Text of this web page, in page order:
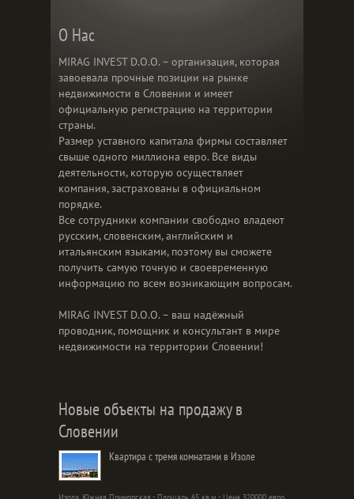
О Нас
MIRAG INVEST D.O.O. – организация, которая
завоевала прочные позиции на рынке
недвижимости в Словении и имеет
официальную регистрацию на территории
страны.
Размер уставного капитала фирмы составляет
свыше одного миллиона евро. Все виды
деятельности, которую осуществляет
компания, застрахованы в официальном
порядке.
Все сотрудники компании свободно владеют
русским, словенским, английским и
итальянским языками, поэтому вы сможете
получить самую точную и своевременную
информацию по всем возникающим вопросам.
MIRAG INVEST D.O.O. – ваш надёжный
проводник, помощник и консультант в мире
недвижимости на территории Словении!
Новые объекты на продажу в
Словении
Квартира с тремя комнатами в Изоле